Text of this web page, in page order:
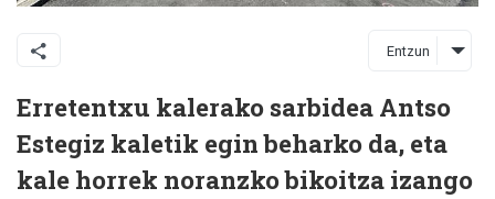
Entzun
Erretentxu kalerako sarbidea Antso
Estegiz kaletik egin beharko da, eta
kale horrek noranzko bikoitza izango